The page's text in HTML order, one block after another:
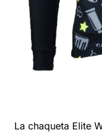
La chaqueta Elite